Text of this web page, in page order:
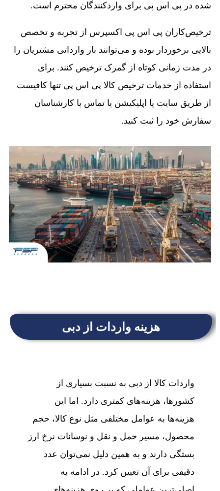
شده در پی اس پی برای واردکنندگان محترم است.
ترخیص‌کاران پی اس پی اکسپرس از تجربه و تخصص
بالایی برخوردار بوده و می‌توانند بار وارداتی مشتریان را
در مدت زمانی کوتاه از گمرک ترخیص کنند. برای
استفاده از خدمات ترخیص کالا پی اس پی تنها کافیست
از طریق سایت یا اپلیکیشن یا تماس با کارشناسان
سفارش خود را ثبت کنید.
هزینه واردات از دبی
واردات کالا از دبی به نسبت بسیاری از
کشورها، هزینه‌های کمتری دارد. اما این
هزینه‌ها به عوامل مختلفی مثل نوع کالا، حجم
محصول، مسیر حمل و نقل و نوسانات نرخ ارز
بستگی دارند و به همین دلیل نمی‌توان عدد
دقیقی برای آن تعیین کرد. در ادامه به